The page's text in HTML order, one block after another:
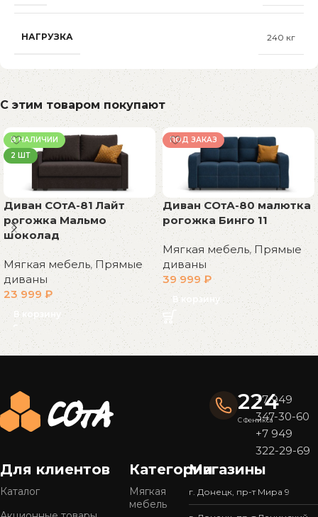
НАГРУЗКА 240 кг
С этим товаром покупают
В НАЛИЧИИ
2 ШТ
Диван СОтА-81 Лайт
рогожка Мальмо
шоколад
Мягкая мебель,Прямые
диваны
23 999 ₽
В корзину
ПОД ЗАКАЗ
Диван СОтА-80 малютка
рогожка Бинго 11
Мягкая мебель,Прямые
диваны
39 999₽
В корзину
Read More
224
С Феникса
+7 949
347-30-60
+7 949
322-29-69
Для клиентов
Каталог
Категории
Мягкая
мебель
Магазины
г. Донецк, пр-т Мира 9